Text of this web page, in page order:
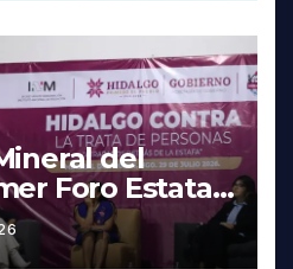
del
Foro Estatal
de Personas